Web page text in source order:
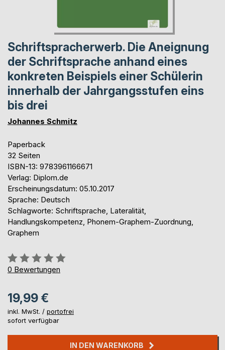
Schriftspracherwerb. Die Aneignung
der Schriftsprache anhand eines
konkreten Beispiels einer Schülerin
innerhalb der Jahrgangsstufen eins
bis drei
Johannes Schmitz
Paperback
32 Seiten
ISBN-13: 9783961166671
Verlag: Diplom.de
Erscheinungsdatum: 05.10.2017
Sprache: Deutsch
Schlagworte: Schriftsprache, Lateralität,
Handlungskompetenz, Phonem-Graphem-Zuordnung,
Graphem
Bewertung::
0%
0 Bewertungen
19,99 €
inkl. MwSt. / portofrei
sofort verfügbar
IN DEN WARENKORB